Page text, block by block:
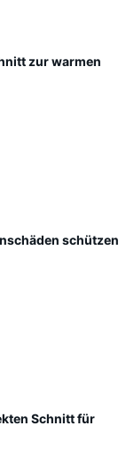
zur warmen
schützen
Schnitt für